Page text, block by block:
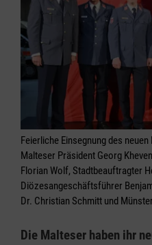
Feierliche Einsegnung des
Malteser Präsident Georg
Florian Wolf, Stadtbeauftragter
Diözesangeschäftsführer
Dr. Christian Schmitt und
Die Malteser haben ihr